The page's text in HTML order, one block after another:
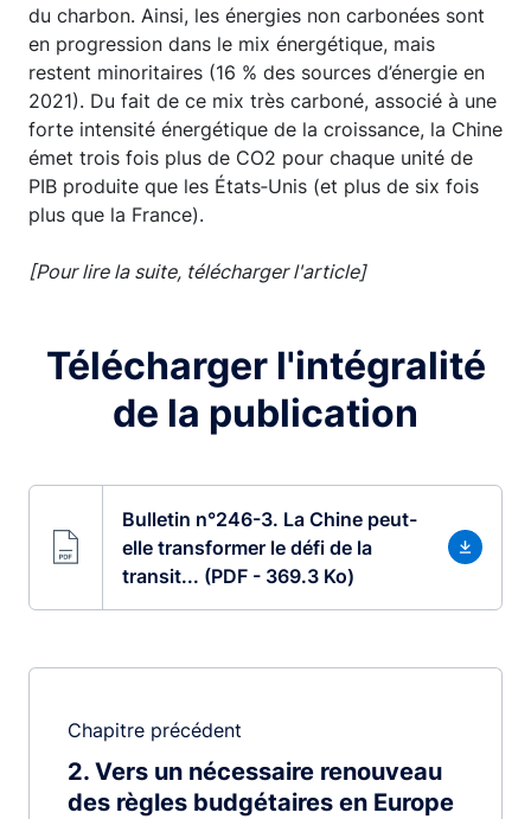
du charbon. Ainsi, les énergies non carbonées sont
en progression dans le mix énergétique, mais
restent minoritaires (16 % des sources d’énergie en
2021). Du fait de ce mix très carboné, associé à une
forte intensité énergétique de la croissance, la Chine
émet trois fois plus de CO2 pour chaque unité de
PIB produite que les États‑Unis (et plus de six fois
plus que la France).
[Pour lire la suite, télécharger l'article]
Télécharger l'intégralité
de la publication
Bulletin n°246-3. La Chine peut-
elle transformer le défi de la
transit... (PDF - 369.3 Ko)
Chapitre précédent
2 Vers un nécessaire renouveau
des règles budgétaires en Europe